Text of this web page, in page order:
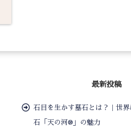
最新投稿
石目を生かす墓石とは？｜世
石「天の河®」の魅力